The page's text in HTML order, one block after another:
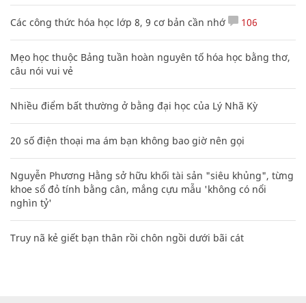
Các công thức hóa học lớp 8, 9 cơ bản cần nhớ 106
Mẹo học thuộc Bảng tuần hoàn nguyên tố hóa học bằng thơ,
câu nói vui vẻ
Nhiều điểm bất thường ở bằng đại học của Lý Nhã Kỳ
20 số điện thoại ma ám bạn không bao giờ nên gọi
Nguyễn Phương Hằng sở hữu khối tài sản "siêu khủng", từng
khoe sổ đỏ tính bằng cân, mắng cựu mẫu 'không có nổi
nghìn tỷ'
Truy nã kẻ giết bạn thân rồi chôn ngồi dưới bãi cát